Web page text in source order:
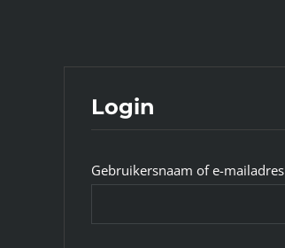
Login
Gebruikersnaam of e-mailadres